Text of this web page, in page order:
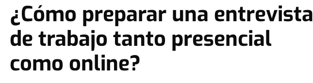
¿Cómo preparar una entrevista
de trabajo tanto presencial
como online?